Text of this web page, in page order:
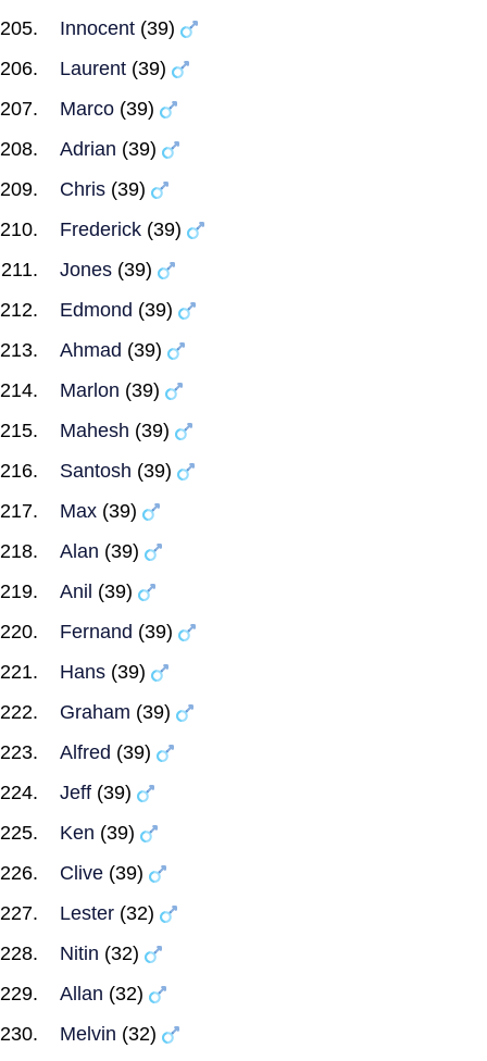
Innocent (39)
Laurent (39)
Marco (39)
Adrian (39)
Chris (39)
Frederick (39)
Jones (39)
Edmond (39)
Ahmad (39)
Marlon (39)
Mahesh (39)
Santosh (39)
Max (39)
Alan (39)
Anil (39)
Fernand (39)
Hans (39)
Graham (39)
Alfred (39)
Jeff (39)
Ken (39)
Clive (39)
Lester (32)
Nitin (32)
Allan (32)
Melvin (32)